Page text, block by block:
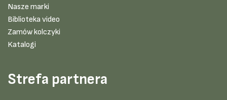
Nasze marki
Biblioteka video
Zamów kolczyki
Katalogi
Strefa partnera